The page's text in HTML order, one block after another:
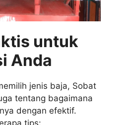
untuk
Anda
jenis baja, Sobat
tentang bagaimana
dengan efektif.